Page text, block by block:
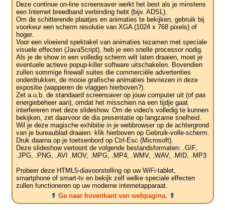
Deze continue on-line screensaver werkt het best als je minstens
een Internet breedband verbinding hebt (bijv. ADSL).
Om de schitterende plaatjes en animaties te bekijken, gebruik bij
voorkeur een scherm resolutie van XGA (1024 x 768 pixels) of
hoger.
Voor een vloeiend spektakel van animaties tezamen met speciale
visuele effecten (JavaScript), heb je een snelle processor nodig.
Als je de show in een volledig scherm wilt laten draaien, moet je
eventuele actieve popup-killer software uitschakelen. Bovendien
zullen sommige firewall suites die commerciële advertenties
onderdrukken, de mooie grafische animaties bevriezen in deze
expositie (wapperen de vlaggen hierboven?).
Zet a.u.b. de standaard screensaver op jouw computer uit (of pas
energiebeheer aan), omdat het misschien na een tijdje gaat
interfereren met deze slideshow. Om de video's volledig te kunnen
bekijken, zet daarvoor de dia presentatie op langzame snelheid.
Wil je deze magische exhibitie in je webbrowser op de achtergrond
van je bureaublad draaien: klik hierboven op Gebruik-volle-scherm.
Druk daarna op je toetsenbord op Ctrl-Esc (Microsoft).
Deze slideshow vertoont de volgende bestandsformaten: .GIF,
.JPG, .PNG, .AVI .MOV, .MPG, .MP4, .WMV, .WAV, .MID, .MP3
.
Probeer deze HTML5-diavoorstelling op uw WiFi-tablet,
smartphone of smart-tv en bekijk zelf welke speciale effecten
zullen functioneren op uw moderne internetapparaat.
⇑ Ga naar bovenkant van webpagina. ⇑